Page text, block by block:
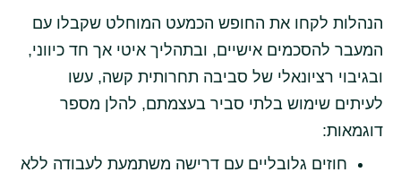
הנהלות לקחו את החופש הכמעט המוחלט שקבלו עם
המעבר להסכמים אישיים, ובתהליך איטי אך חד כיווני,
ובגיבוי רציונאלי של סביבה תחרותית קשה, עשו
לעיתים שימוש בלתי סביר בעצמתם, להלן מספר
דוגמאות:
חוזים גלובליים עם דרישה משתמעת לעבודה ללא